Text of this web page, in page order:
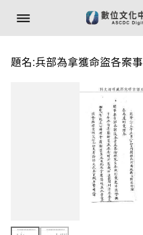
題名:兵部為拿獲命盜各案事